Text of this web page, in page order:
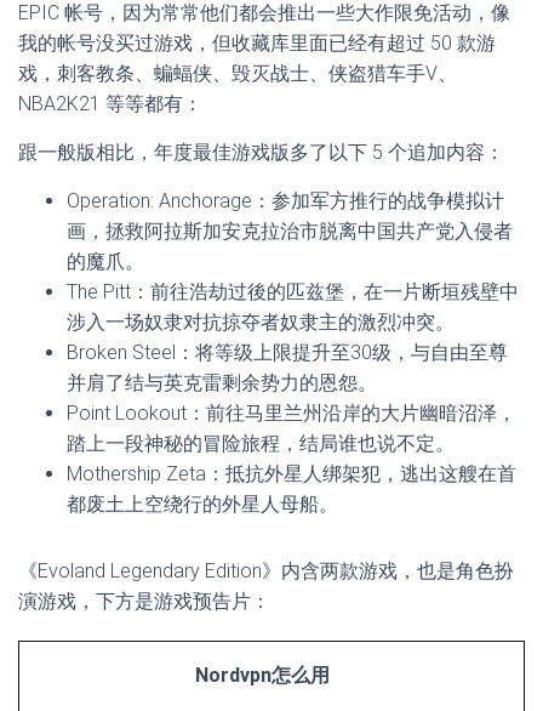
EPIC 帐号，因为常常他们都会推出一些大作限免活动，像
我的帐号没买过游戏，但收藏库里面已经有超过 50 款游
戏，刺客教条、蝙蝠侠、毁灭战士、侠盗猎车手V、
NBA2K21 等等都有：
跟一般版相比，年度最佳游戏版多了以下 5 个追加内容：
Operation: Anchorage：参加军方推行的战争模拟计
画，拯救阿拉斯加安克拉治市脱离中国共产党入侵者
的魔爪。
The Pitt：前往浩劫过後的匹兹堡，在一片断垣残壁中
涉入一场奴隶对抗掠夺者奴隶主的激烈冲突。
Broken Steel：将等级上限提升至30级，与自由至尊
并肩了结与英克雷剩余势力的恩怨。
Point Lookout：前往马里兰州沿岸的大片幽暗沼泽，
踏上一段神秘的冒险旅程，结局谁也说不定。
Mothership Zeta：抵抗外星人绑架犯，逃出这艘在首
都废土上空绕行的外星人母船。
《Evoland Legendary Edition》内含两款游戏，也是角色扮
演游戏，下方是游戏预告片：
Nordvpn怎么用